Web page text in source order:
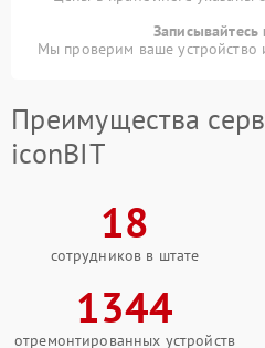
Записывайтесь
Мы проверим ваше устройство
Преимущества
iconBIT
18
сотрудников в штате
1344
отремонтированных устройств